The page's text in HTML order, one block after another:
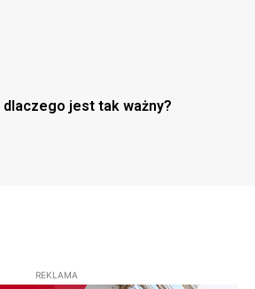
jest tak ważny?
REKLAMA